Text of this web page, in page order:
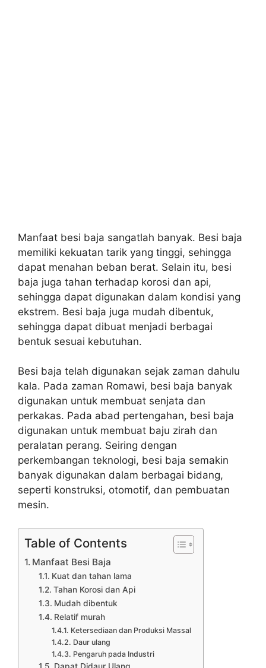
Manfaat besi baja sangatlah banyak. Besi baja
memiliki kekuatan tarik yang tinggi, sehingga
dapat menahan beban berat. Selain itu, besi
baja juga tahan terhadap korosi dan api,
sehingga dapat digunakan dalam kondisi yang
ekstrem. Besi baja juga mudah dibentuk,
sehingga dapat dibuat menjadi berbagai
bentuk sesuai kebutuhan.
Besi baja telah digunakan sejak zaman dahulu
kala. Pada zaman Romawi, besi baja banyak
digunakan untuk membuat senjata dan
perkakas. Pada abad pertengahan, besi baja
digunakan untuk membuat baju zirah dan
peralatan perang. Seiring dengan
perkembangan teknologi, besi baja semakin
banyak digunakan dalam berbagai bidang,
seperti konstruksi, otomotif, dan pembuatan
mesin.
Table of Contents
Manfaat Besi Baja
Kuat dan tahan lama
Tahan Korosi dan Api
Mudah dibentuk
Relatif murah
Ketersediaan dan Produksi Massal
Daur ulang
Pengaruh pada Industri
Dapat Didaur Ulang